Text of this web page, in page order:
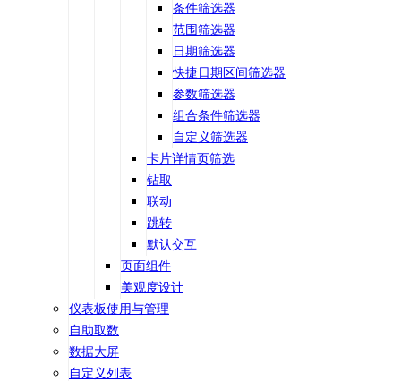
条件筛选器
范围筛选器
日期筛选器
快捷日期区间筛选器
参数筛选器
组合条件筛选器
自定义筛选器
卡片详情页筛选
钻取
联动
跳转
默认交互
页面组件
美观度设计
仪表板使用与管理
自助取数
数据大屏
自定义列表